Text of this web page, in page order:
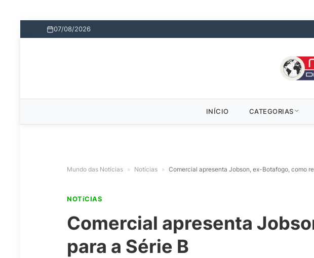
07/08/2026
INÍCIO CATEGORIAS
Mundo das Notícias » Notícias » Comercial apresenta Jobson, ex-Botafogo, como
NOTíCIAS
Comercial apresenta
para a Série B